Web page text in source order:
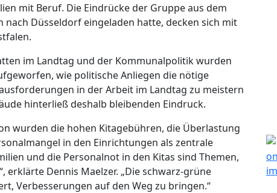
mit Beruf. Die Eindrücke der Gruppe aus dem
nach Düsseldorf eingeladen hatte, decken sich mit
im Landtag und der Kommunalpolitik wurden
wie politische Anliegen die nötige
in der Arbeit im Landtag zu meistern
hinterließ deshalb bleibenden Eindruck.
wurden die hohen Kitagebühren, die Überlastung
in den Einrichtungen als zentrale
und die Personalnot in den Kitas sind Themen,
erklärte Dennis Maelzer. „Die schwarz-grüne
Verbesserungen auf den Weg zu bringen.“